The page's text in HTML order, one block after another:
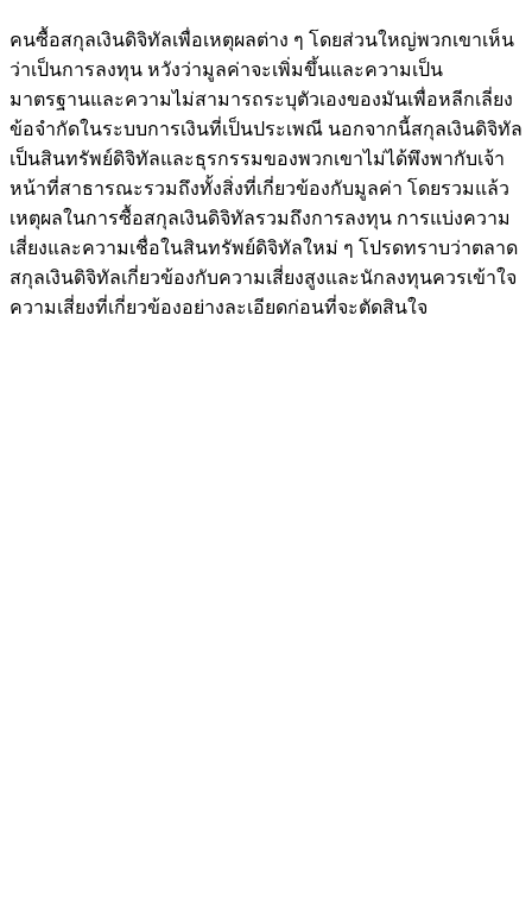
คนซื้อสกุลเงินดิจิทัลเพื่อเหตุผลต่าง ๆ โดยส่วนใหญ่พวกเขาเห็น
ว่าเป็นการลงทุน หวังว่ามูลค่าจะเพิ่มขึ้นและความเป็น
มาตรฐานและความไม่สามารถระบุตัวเองของมันเพื่อหลีกเลี่ยง
ข้อจำกัดในระบบการเงินที่เป็นประเพณี นอกจากนี้สกุลเงินดิจิทัล
เป็นสินทรัพย์ดิจิทัลและธุรกรรมของพวกเขาไม่ได้พึงพากับเจ้า
หน้าที่สาธารณะรวมถึงทั้งสิ่งที่เกี่ยวข้องกับมูลค่า โดยรวมแล้ว
เหตุผลในการซื้อสกุลเงินดิจิทัลรวมถึงการลงทุน การแบ่งความ
เสี่ยงและความเชื่อในสินทรัพย์ดิจิทัลใหม่ ๆ โปรดทราบว่าตลาด
สกุลเงินดิจิทัลเกี่ยวข้องกับความเสี่ยงสูงและนักลงทุนควรเข้าใจ
ความเสี่ยงที่เกี่ยวข้องอย่างละเอียดก่อนที่จะตัดสินใจ